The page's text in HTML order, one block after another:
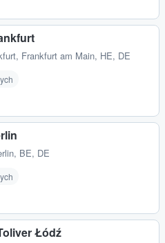
, Frankfurt am Main, HE, DE
BE, DE
Łódź